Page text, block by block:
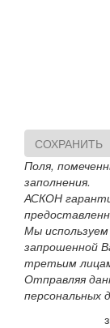
СОХРАНИТЬ
Поля,
заполнения.
АСКОН
Мы
запрошенной
третьим
Отправляя
персональных